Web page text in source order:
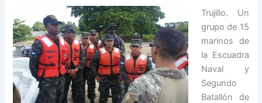
Trujillo. Un
grupo de 15
marinos de
la Escuadra
Naval y
Segundo
Batallón de